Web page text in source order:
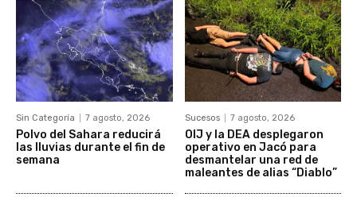
Sin Categoría 7 agosto, 2026
Polvo del Sahara reducirá
las lluvias durante el fin de
semana
Sucesos 7 agosto, 2026
OIJ y la DEA desplegaron
operativo en Jacó para
desmantelar una red de
maleantes de alias “Diablo”